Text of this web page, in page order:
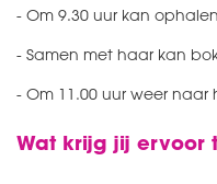
- Om 9.30 uur kan
- Samen met haar kan
- Om 11.00 uur weer naar
Wat krijg jij ervoor